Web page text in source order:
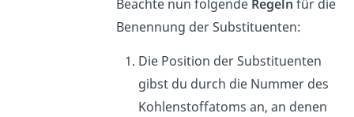
Beachte nun folgende Regeln für die
Benennung der Substituenten:
Die Position der Substituenten
gibst du durch die Nummer des
Kohlenstoffatoms an, an denen